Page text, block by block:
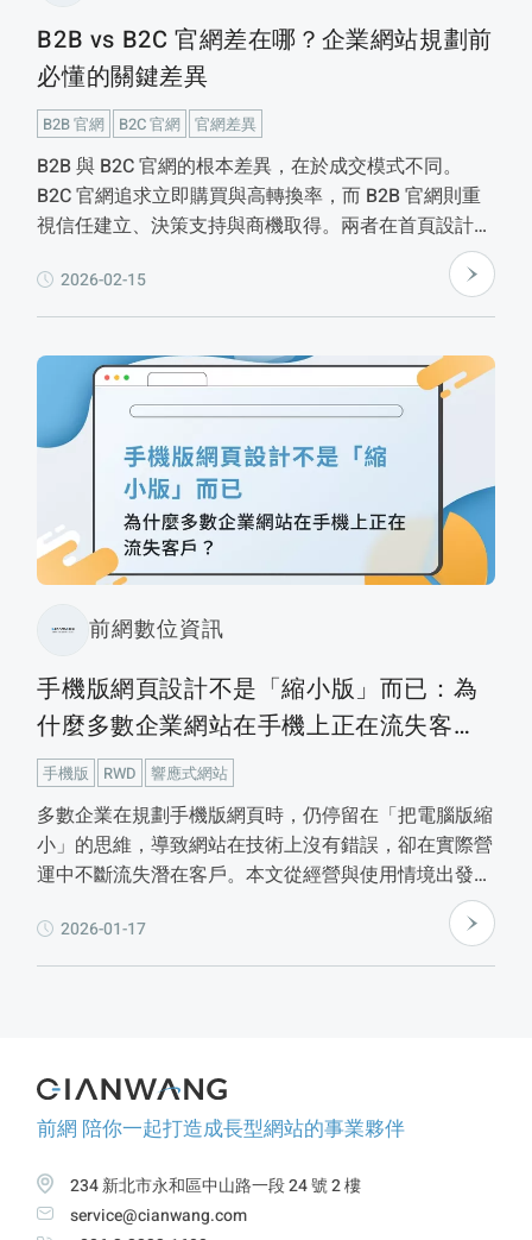
B2B vs B2C 官網差在哪？企業網站規劃前
必懂的關鍵差異
B2B 官網 B2C 官網 官網差異
B2B 與 B2C 官網的根本差異，在於成交模式不同。
B2C 官網追求立即購買與高轉換率，而 B2B 官網則重
視信任建立、決策支持與商機取得。兩者在首頁設計、
內容架構、轉換設計與數據指標上皆不同。若 B2B 企
業以 B2C 思維規劃網站，容易出現流量成長卻詢問率
低的情況。規劃官網前，應先釐清商業模式與成交邏
2026-02-15
前網數位資訊
手機版網頁設計不是「縮小版」而已：為
什麼多數企業網站在手機上正在流失客
戶？
手機版 RWD 響應式網站
多數企業在規劃手機版網頁時，仍停留在「把電腦版縮
小」的思維，導致網站在技術上沒有錯誤，卻在實際營
運中不斷流失潛在客戶。本文從經營與使用情境出發，
解析手機版網站常見的 5 個致命錯誤與 4 個實務細
節，說明為什麼手機體驗已成為企業官網的基本盤，並
提醒在改版前，應先釐清主要使用情境，而非只看裝置
2026-01-17
前網 陪你一起打造成長型網站的事業夥伴
234 新北市永和區中山路一段 24 號 2 樓
service@cianwang.com